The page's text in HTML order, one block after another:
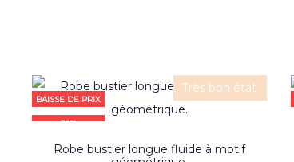
Très bon état
BAISSE DE PRIX
30%
Robe bustier longue fluide à motif